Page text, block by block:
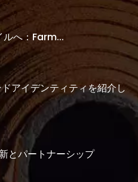
ルへ：Farm...
アイデンティティを紹介し
とパートナーシップ